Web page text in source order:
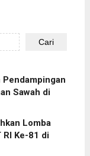
Cari
Pendampingan
Sawah di
Lomba
RI Ke-81 di